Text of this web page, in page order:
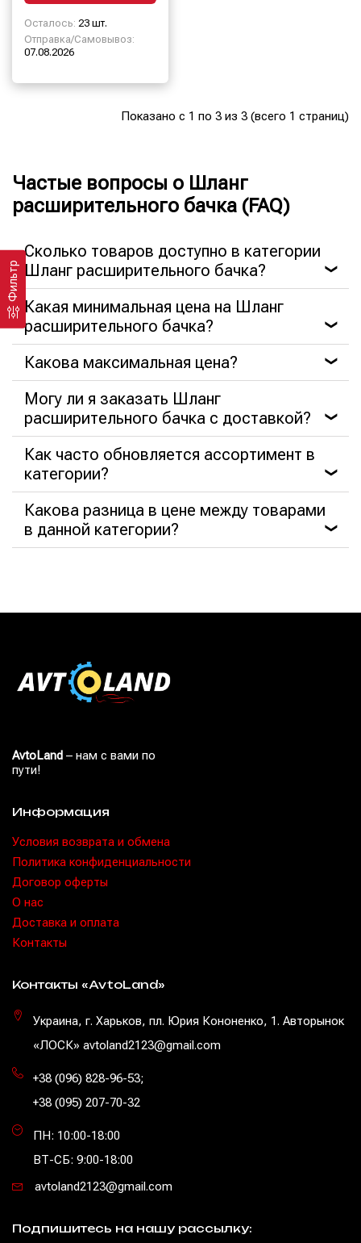
Осталось: 23 шт.
Отправка/Самовывоз:
07.08.2026
Показано с 1 по 3 из 3 (всего 1 страниц)
Частые вопросы о Шланг
расширительного бачка (FAQ)
Сколько товаров доступно в категории
Шланг расширительного бачка?
❯
Какая минимальная цена на Шланг
расширительного бачка?
❯
Какова максимальная цена? ❯
Могу ли я заказать Шланг
расширительного бачка с доставкой?
❯
Как часто обновляется ассортимент в
категории?
❯
Какова разница в цене между товарами
в данной категории?
❯
Фильтр
AvtoLand – нам с вами по
пути!
Информация
Условия возврата и обмена
Политика конфиденциальности
Договор оферты
O нас
Доставка и оплата
Контакты
Контакты «AvtoLand»
Украина, г. Харьков, пл. Юрия Кононенко, 1. Авторынок
«ЛОСК» avtoland2123@gmail.com
+38 (096) 828-96-53;
+38 (095) 207-70-32
ПН: 10:00-18:00
ВТ-СБ: 9:00-18:00
avtoland2123@gmail.com
Подпишитесь на нашу рассылку: